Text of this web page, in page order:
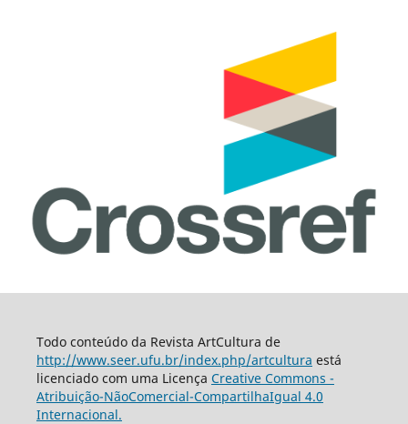
Todo conteúdo da Revista ArtCultura de
http://www.seer.ufu.br/index.php/artcultura está
licenciado com uma Licença Creative Commons -
Atribuição-NãoComercial-CompartilhaIgual 4.0
Internacional.